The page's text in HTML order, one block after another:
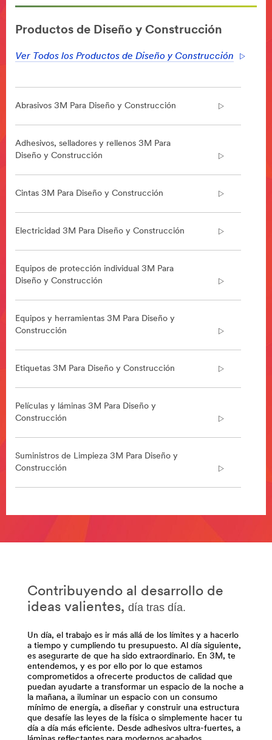
area
**
ArchitecturalDesign
Arquitectónico
design-
es/
area
**
y-
Mejora-
Hogar
***
url**
Construcción
y
Mejora
del
improvement-
Productos de Diseño y Construcción
Ver Todos los Productos de Diseño y Construcción
Abrasivos 3M Para Diseño y Construcción
Adhesivos, selladores y rellenos 3M Para
Diseño y Construcción
Cintas 3M Para Diseño y Construcción
Electricidad 3M Para Diseño y Construcción
Equipos de protección individual 3M Para
Diseño y Construcción
Equipos y herramientas 3M Para Diseño y
Construcción
Etiquetas 3M Para Diseño y Construcción
Películas y láminas 3M Para Diseño y
Construcción
Suministros de Limpieza 3M Para Diseño y
Construcción
url**
/3M/es_ES/p/c/abrasivos/i/diseno-
**Site
area
DesignConst-
ArchitectureConstruction
url**
/3M/es_ES/p/c/adhesivos/i/diseno-
Contribuyendo al desarrollo de
ideas valientes, día tras día.
Un día, el trabajo es ir más allá de los límites y a hacerlo
a tiempo y cumpliendo tu presupuesto. Al día siguiente,
es asegurarte de que ha sido extraordinario. En 3M, te
entendemos, y es por ello por lo que estamos
comprometidos a ofrecerte productos de calidad que
puedan ayudarte a transformar un espacio de la noche a
la mañana, a iluminar un espacio con un consumo
mínimo de energía, a diseñar y construir una estructura
que desafíe las leyes de la física o simplemente hacer tu
día a día más eficiente. Desde adhesivos ultra-fuertes, a